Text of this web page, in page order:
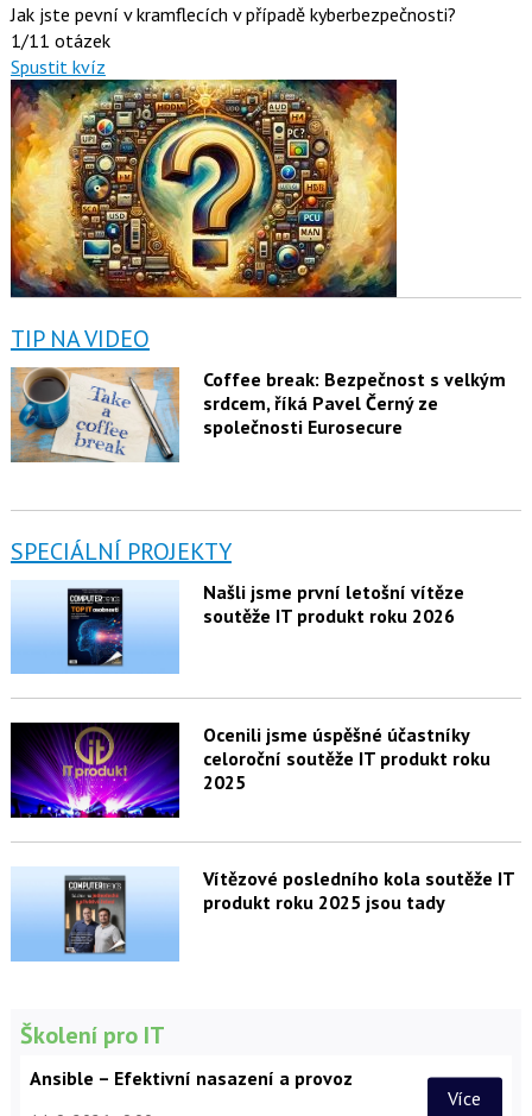
Jak jste pevní v kramflecích v případě kyberbezpečnosti?
1/11 otázek
Spustit kvíz
TIP NA VIDEO
Coffee break: Bezpečnost s velkým
srdcem, říká Pavel Černý ze
společnosti Eurosecure
SPECIÁLNÍ PROJEKTY
Našli jsme první letošní vítěze
soutěže IT produkt roku 2026
Ocenili jsme úspěšné účastníky
celoroční soutěže IT produkt roku
2025
Vítězové posledního kola soutěže IT
produkt roku 2025 jsou tady
Školení pro IT
Ansible – Efektivní nasazení a provoz
Více